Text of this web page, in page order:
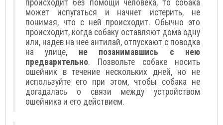
происходит без помощи человека, то собака
может испугаться и начнет истерить, не
понимая, что с ней происходит. Обычно это
происходит, когда собаку оставляют дома одну
или, надев на нее антилай, отпускают с поводка
на улице, не позанимавшись с нею
предварительно. Позвольте собаке носить
ошейник в течение нескольких дней, но не
используйте его при этом, чтобы собака не
догадалась о связи между устройством
ошейника и его действием.